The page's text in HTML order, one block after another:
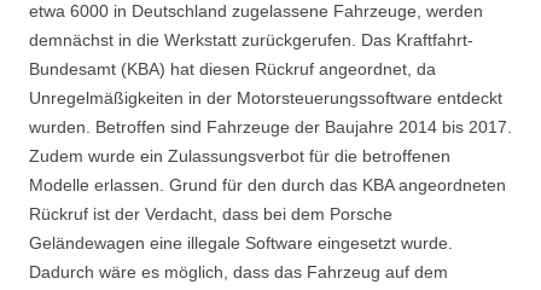
etwa 6000 in Deutschland zugelassene Fahrzeuge, werden
demnächst in die Werkstatt zurückgerufen. Das Kraftfahrt-
Bundesamt (KBA) hat diesen Rückruf angeordnet, da
Unregelmäßigkeiten in der Motorsteuerungssoftware entdeckt
wurden. Betroffen sind Fahrzeuge der Baujahre 2014 bis 2017.
Zudem wurde ein Zulassungsverbot für die betroffenen
Modelle erlassen. Grund für den durch das KBA angeordneten
Rückruf ist der Verdacht, dass bei dem Porsche
Geländewagen eine illegale Software eingesetzt wurde.
Dadurch wäre es möglich, dass das Fahrzeug auf dem